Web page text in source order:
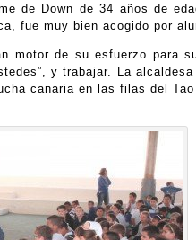
de Down de 34 años de
fue muy bien acogido por
de su esfuerzo para
y trabajar. La
canaria en las filas del